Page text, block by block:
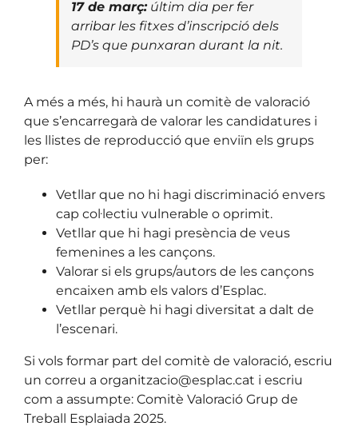
17 de març:últim dia per fer
arribar les fitxes d’inscripció dels
PD’s que punxaran durant la nit.
A més a més, hi haurà un comitè de valoració
que s’encarregarà de valorar les candidatures i
les llistes de reproducció que enviïn els grups
per:
Vetllar que no hi hagi discriminació envers
cap col·lectiu vulnerable o oprimit.
Vetllar que hi hagi presència de veus
femenines a les cançons.
Valorar si els grups/autors de les cançons
encaixen amb els valors d’Esplac.
Vetllar perquè hi hagi diversitat a dalt de
l’escenari.
Si vols formar part del comitè de valoració, escriu
un correu a organitzacio@esplac.cat i escriu
com a assumpte: Comitè Valoració Grup de
Treball Esplaiada 2025.